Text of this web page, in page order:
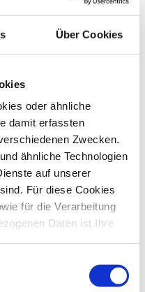
Über Cookies
oder ähnliche
damit erfassten
Zwecken.
ähnliche Technologien
auf unserer
Für diese Cookies
für die Verarbeitung
Daten ist Ihre
einsetzen und die
Neues
im Rahmen einer
Merkblatt konkretisiert
2024
Regeln zur